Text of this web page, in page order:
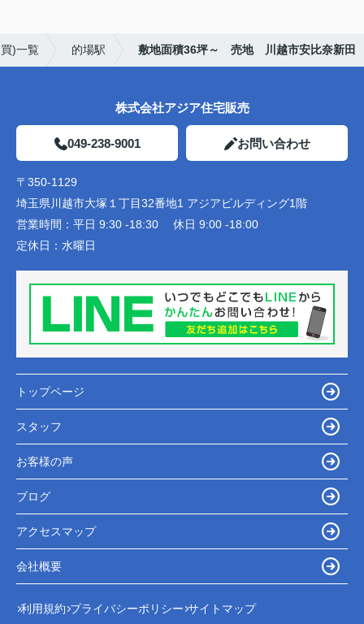
)一覧 的場駅 敷地面積36坪～ 売地 川越市安比奈新田
株式会社アジア住宅販売
049-238-9001 お問い合わせ
〒350-1129
埼玉県川越市大塚１丁目32番地1 アジアビルディング1階
営業時間： 平日 9:30 -18:30 休日 9:00 -18:00
定休日： 水曜日
トップページ
スタッフ
お客様の声
ブログ
アクセスマップ
会社概要
利用規約 プライバシーポリシー サイトマップ